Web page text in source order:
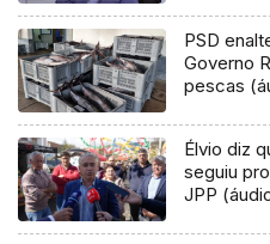
PSD
Governo
pescas
Élvio diz
seguiu
JPP